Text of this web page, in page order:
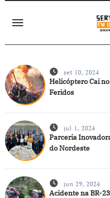
set 10, 2024
Helicóptero Cai
Feridos
jul 1, 2024
Parceria
do Nordeste
jun 29, 2024
Acidente na BR-